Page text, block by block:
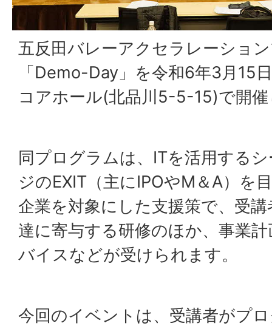
五反田バレーアクセラレーショ
「Demo-Day」を令和6年3月15
コアホール(北品川5-5-15)で開
同プログラムは、ITを活用する
ジのEXIT（主にIPOやM＆A）を
企業を対象にした支援策で、受
達に寄与する研修のほか、事業
バイスなどが受けられます。
今回のイベントは、受講者がプ